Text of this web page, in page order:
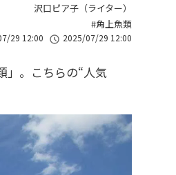
沢口ピア子（ライター）
角上魚類
29 12:00 2025/07/29 12:00
」。こちらの“人気